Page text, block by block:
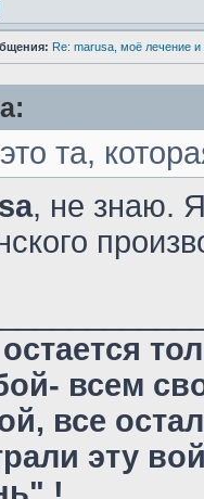
Re: marusa, моё лечение и
та,
, не знаю.
всем
все
эту